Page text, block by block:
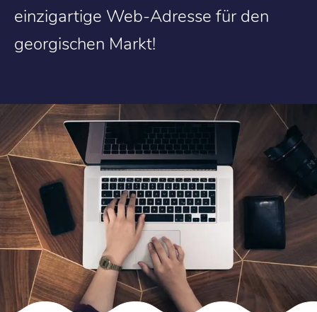
einzigartige Web-Adresse für den
georgischen Markt!